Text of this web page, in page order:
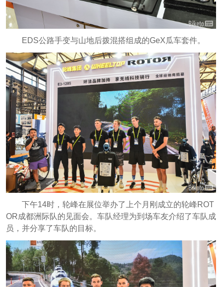
EDS公路手变与山地后拨混搭组成的GeX瓜车套件。
下午14时，轮峰在展位举办了上个月刚成立的轮峰ROT
OR成都洲际队的见面会。车队经理为到场车友介绍了车队成
员，并分享了车队的目标。